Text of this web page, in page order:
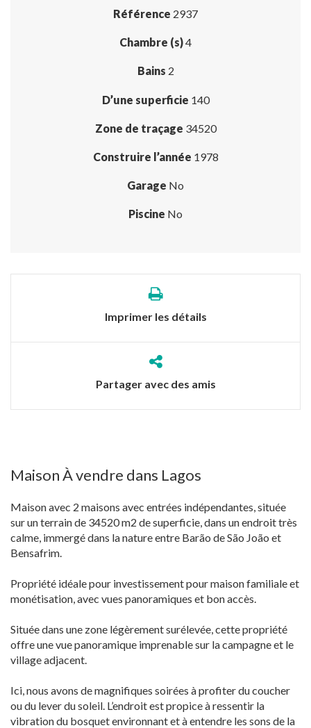
Référence 2937
Chambre (s)4
Bains 2
D’une superficie 140
Zone de traçage 34520
Construire l’année 1978
Garage No
Piscine No
Imprimer les détails
Partager avec des amis
Maison À vendre dans Lagos
Maison avec 2 maisons avec entrées indépendantes, située
sur un terrain de 34520 m2 de superficie, dans un endroit très
calme, immergé dans la nature entre Barão de São João et
Bensafrim.
Propriété idéale pour investissement pour maison familiale et
monétisation, avec vues panoramiques et bon accès.
Située dans une zone légèrement surélevée, cette propriété
offre une vue panoramique imprenable sur la campagne et le
village adjacent.
Ici, nous avons de magnifiques soirées à profiter du coucher
ou du lever du soleil. L’endroit est propice à ressentir la
vibration du bosquet environnant et à entendre les sons de la